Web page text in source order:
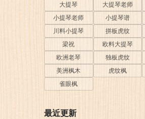
大提琴
大提琴老师
小提琴老师
小提琴谱
川料小提琴
拼板虎纹
梁祝
欧料大提琴
欧洲老琴
独板虎纹
美洲枫木
虎纹枫
雀眼枫
最近更新